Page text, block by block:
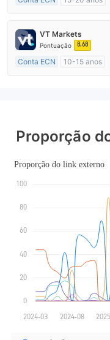
Market Marketing (MM)
Etiqueta principal MT4
VT Markets
Pontuação 8.68
Conta ECN
10-15 anos
Proporção